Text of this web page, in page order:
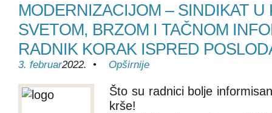
MODERNIZACIJOM – SINDIKAT U
SVETOM, BRZOM I TAČNOM
RADNIK KORAK ISPRED
3. februar2022. • Opširnije
Što su radnici bolje
krše!